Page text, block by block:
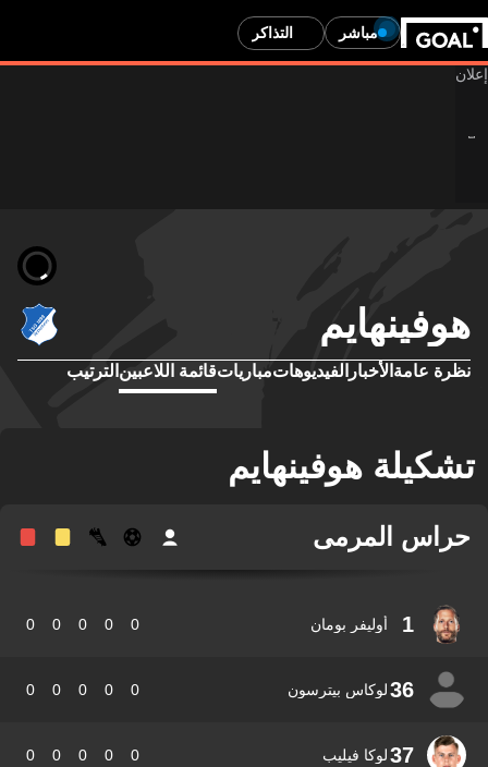
مباشر التذاكر
عامةالأخبارالفيديوهاتمبارياتقائمة اللاعبينالترتيب
هوفينهايم
المرمى
1 أوليفر بومان 0
0
0
0
36 لوكاس بيترسون 0
0
0
0
37 لوكا فيليب 0
0
0
0